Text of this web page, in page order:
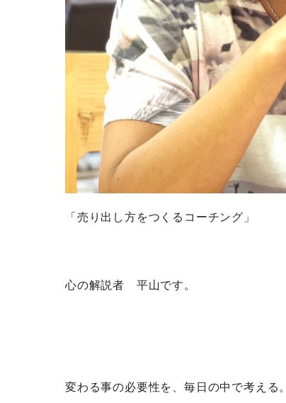
「売り出し方をつくるコーチング」
心の解説者 平山です。
変わる事の必要性を、毎日の中で考える。